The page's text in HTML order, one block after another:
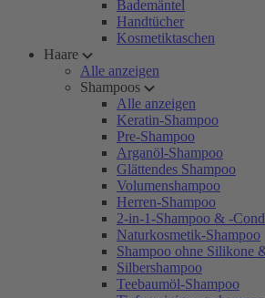
Bademäntel
Handtücher
Kosmetiktaschen
Haare
Alle anzeigen
Shampoos
Alle anzeigen
Keratin-Shampoo
Pre-Shampoo
Arganöl-Shampoo
Glättendes Shampoo
Volumenshampoo
Herren-Shampoo
2-in-1-Shampoo & -
Naturkosmetik-Shampoo
Shampoo ohne Silikone
Silbershampoo
Teebaumöl-Shampoo